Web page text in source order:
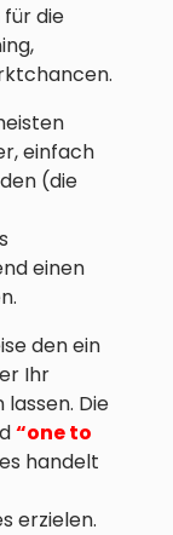
für die
einfach
(die
einen
den ein
Ihr
Die
“one to
handelt
erzielen.